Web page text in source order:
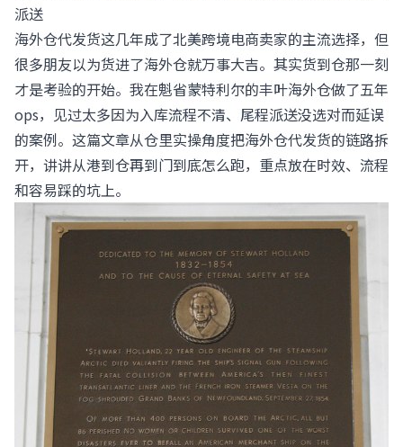
派送
海外仓代发货这几年成了北美跨境电商卖家的主流选择，但
很多朋友以为货进了海外仓就万事大吉。其实货到仓那一刻
才是考验的开始。我在魁省蒙特利尔的丰叶海外仓做了五年
ops，见过太多因为入库流程不清、尾程派送没选对而延误
的案例。这篇文章从仓里实操角度把海外仓代发货的链路拆
开，讲讲从港到仓再到门到底怎么跑，重点放在时效、流程
和容易踩的坑上。